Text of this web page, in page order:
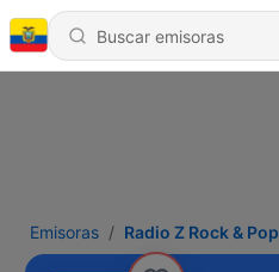
Emisoras Radio Z Rock & Pop